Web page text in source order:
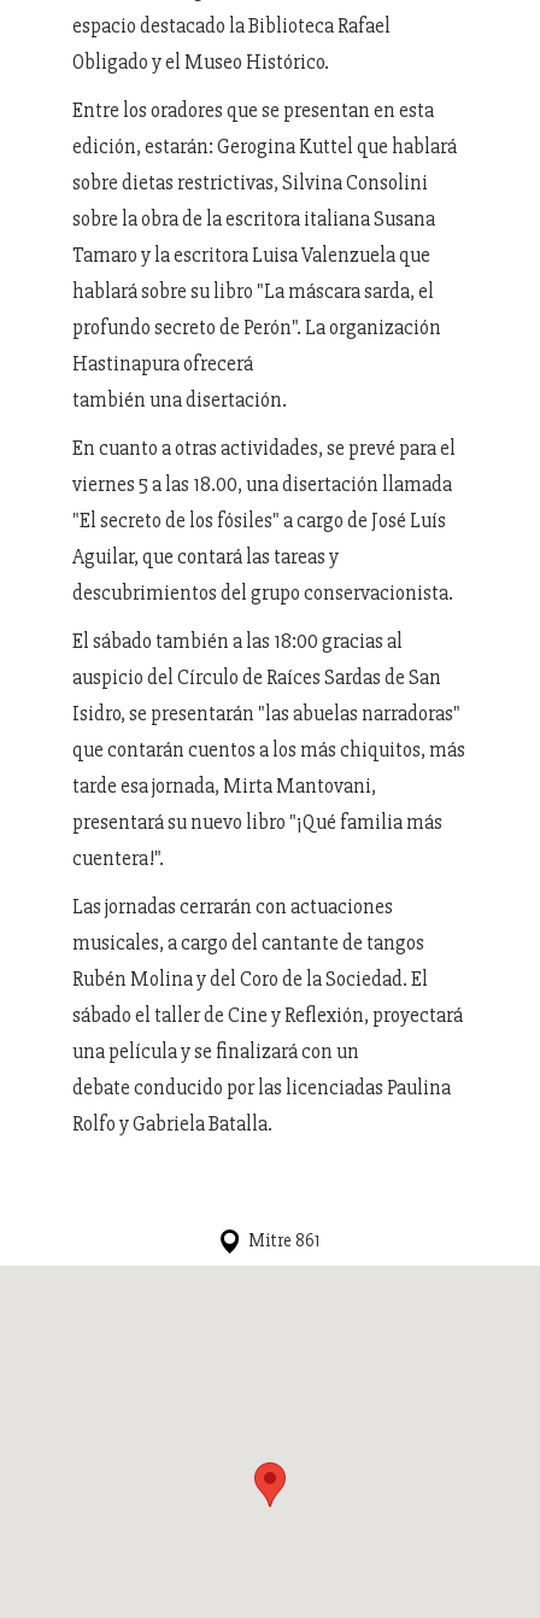
espacio destacado la Biblioteca Rafael
Obligado y el Museo Histórico.
Entre los oradores que se presentan en esta
edición, estarán: Gerogina Kuttel que hablará
sobre dietas restrictivas, Silvina Consolini
sobre la obra de la escritora italiana Susana
Tamaro y la escritora Luisa Valenzuela que
hablará sobre su libro "La máscara sarda, el
profundo secreto de Perón". La organización
Hastinapura ofrecerá
también una disertación.
En cuanto a otras actividades, se prevé para el
viernes 5 a las 18.00, una disertación llamada
"El secreto de los fósiles" a cargo de José Luís
Aguilar, que contará las tareas y
descubrimientos del grupo conservacionista.
El sábado también a las 18:00 gracias al
auspicio del Círculo de Raíces Sardas de San
Isidro, se presentarán "las abuelas narradoras"
que contarán cuentos a los más chiquitos, más
tarde esa jornada, Mirta Mantovani,
presentará su nuevo libro "¡Qué familia más
cuentera!".
Las jornadas cerrarán con actuaciones
musicales, a cargo del cantante de tangos
Rubén Molina y del Coro de la Sociedad. El
sábado el taller de Cine y Reflexión, proyectará
una película y se finalizará con un
debate conducido por las licenciadas Paulina
Rolfo y Gabriela Batalla.
Mitre 861